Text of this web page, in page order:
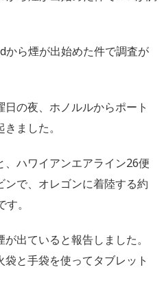
ら煙が出始めた件で調査が
の夜、ホノルルからポート
ました。
ハワイアンエアライン26便
で、オレゴンに着陸する約
。
出ていると報告しました。
と手袋を使ってタブレット